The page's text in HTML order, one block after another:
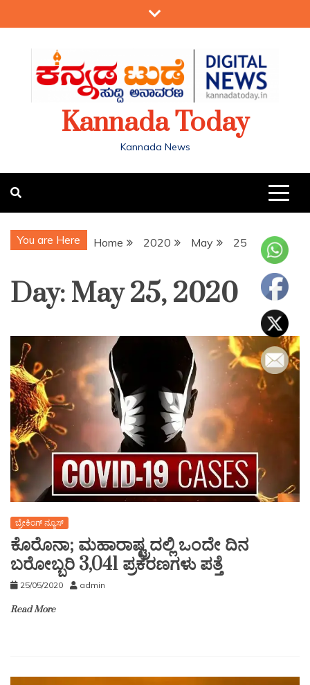
Kannada Today
Kannada News
You are Here Home 2020 May 25
Day: May 25, 2020
ಬ್ರೇಕಿಂಗ್ ನ್ಯೂಸ್
ಕೊರೊನಾ; ಮಹಾರಾಷ್ಟ್ರದಲ್ಲಿ ಒಂದೇ ದಿನ
ಬರೋಬ್ಬರಿ 3,041 ಪ್ರಕರಣಗಳು ಪತ್ತೆ
25/05/2020 admin
Read More